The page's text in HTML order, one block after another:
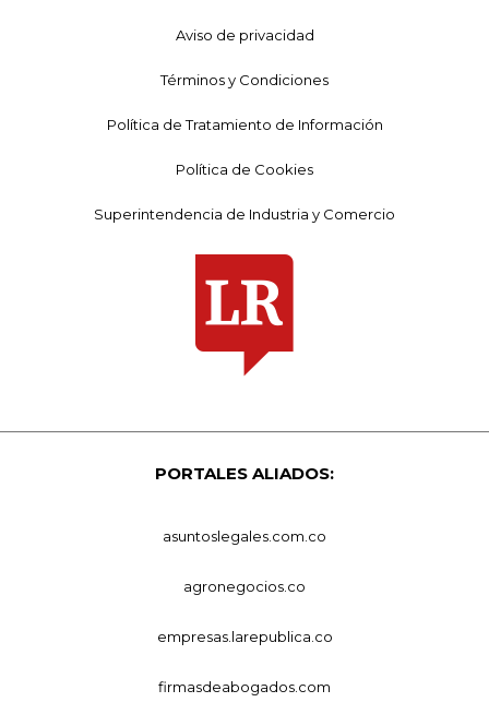
Aviso de privacidad
Términos y Condiciones
Política de Tratamiento de Información
Política de Cookies
Superintendencia de Industria y Comercio
PORTALES ALIADOS:
asuntoslegales.com.co
agronegocios.co
empresas.larepublica.co
firmasdeabogados.com